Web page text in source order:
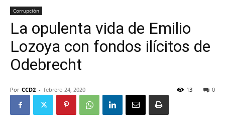
Claras
Corrupción
La opulenta vida de Emilio
Lozoya con fondos ilícitos de
Odebrecht
Por CCD2 - febrero 24, 2020 0
13